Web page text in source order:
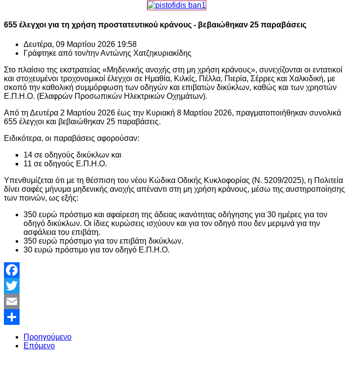
655 έλεγχοι για τη χρήση προστατευτικού κράνους - βεβαιώθηκαν 25 παραβάσεις
Δευτέρα, 09 Μαρτίου 2026 19:58
Γράφτηκε από τον/τηνΑντώνης Χατζηκυριακίδης
Στο πλαίσιο της εκστρατείας «Μηδενικής ανοχής στη μη χρήση κράνους», συνεχίζονται οι εντατικοί
και στοχευμένοι τροχονομικοί έλεγχοι σε Ημαθία, Κιλκίς, Πέλλα, Πιερία, Σέρρες και Χαλκιδική, με
σκοπό την καθολική συμμόρφωση των οδηγών και επιβατών δικύκλων, καθώς και των χρηστών
Ε.Π.Η.Ο. (Ελαφρών Προσωπικών Ηλεκτρικών Οχημάτων).
Από τη Δευτέρα 2 Μαρτίου 2026 έως την Κυριακή 8 Μαρτίου 2026, πραγματοποιήθηκαν συνολικά
655 έλεγχοι και βεβαιώθηκαν 25 παραβάσεις.
Ειδικότερα, οι παραβάσεις αφορούσαν:
14 σε οδηγούς δικύκλων και
11 σε οδηγούς Ε.Π.Η.Ο.
Υπενθυμίζεται ότι με τη θέσπιση του νέου Κώδικα Οδικής Κυκλοφορίας (Ν. 5209/2025), η Πολιτεία
δίνει σαφές μήνυμα μηδενικής ανοχής απέναντι στη μη χρήση κράνους, μέσω της αυστηροποίησης
των ποινών, ως εξής:
350 ευρώ πρόστιμο και αφαίρεση της άδειας ικανότητας οδήγησης για 30 ημέρες για τον
οδηγό δικύκλων. Οι ίδιες κυρώσεις ισχύουν και για τον οδηγό που δεν μεριμνά για την
ασφάλεια του επιβάτη.
350 ευρώ πρόστιμο για τον επιβάτη δικύκλων.
30 ευρώ πρόστιμο για τον οδηγό Ε.Π.Η.Ο.
Facebook
Twitter
Email
Share
Προηγούμενο
Επόμενο